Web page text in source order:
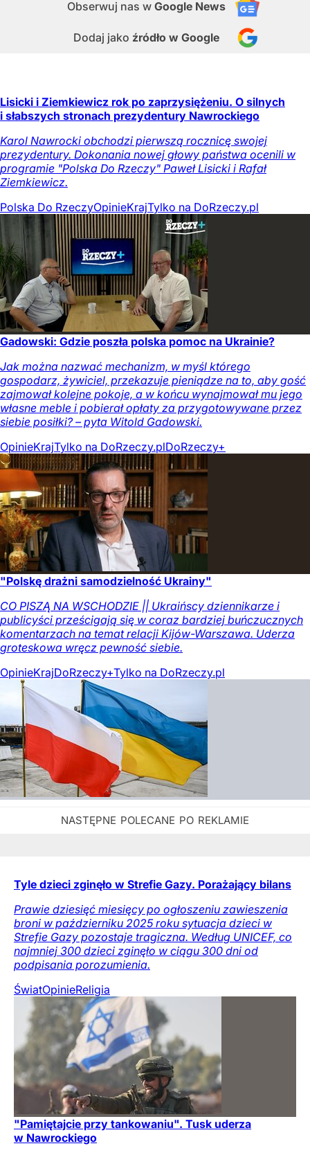
Obserwuj nas w Google News
Dodaj jako źródło w Google
Lisicki i Ziemkiewicz rok po zaprzysiężeniu. O silnych
i słabszych stronach prezydentury Nawrockiego
Karol Nawrocki obchodzi pierwszą rocznicę swojej
prezydentury. Dokonania nowej głowy państwa ocenili w
programie "Polska Do Rzeczy" Paweł Lisicki i Rafał
Ziemkiewicz.
Polska Do RzeczyOpinieKrajTylko na DoRzeczy.pl
Gadowski: Gdzie poszła polska pomoc na Ukrainie?
Jak można nazwać mechanizm, w myśl którego
gospodarz, żywiciel, przekazuje pieniądze na to, aby gość
zajmował kolejne pokoje, a w końcu wynajmował mu jego
własne meble i pobierał opłaty za przygotowywane przez
siebie posiłki? – pyta Witold Gadowski.
OpinieKrajTylko na DoRzeczy.plDoRzeczy+
"Polskę drażni samodzielność Ukrainy"
CO PISZĄ NA WSCHODZIE || Ukraińscy dziennikarze i
publicyści prześcigają się w coraz bardziej buńczucznych
komentarzach na temat relacji Kijów-Warszawa. Uderza
groteskowa wręcz pewność siebie.
OpinieKrajDoRzeczy+Tylko na DoRzeczy.pl
Tyle dzieci zginęło w Strefie Gazy. Porażający bilans
Prawie dziesięć miesięcy po ogłoszeniu zawieszenia
broni w październiku 2025 roku sytuacja dzieci w
Strefie Gazy pozostaje tragiczna. Według UNICEF, co
najmniej 300 dzieci zginęło w ciągu 300 dni od
podpisania porozumienia.
ŚwiatOpinieReligia
"Pamiętajcie przy tankowaniu". Tusk uderza
w Nawrockiego